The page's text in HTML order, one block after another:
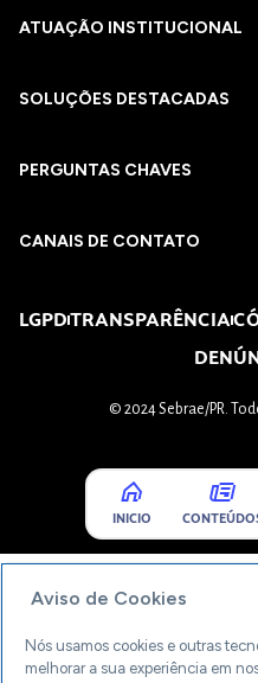
ATUAÇÃO INSTITUCIONAL
SOLUÇÕES DESTACADAS
PERGUNTAS CHAVES​
CANAIS DE CONTATO
LGPDTRANSPARÊNCIA
© 2024 Sebrae/PR.
INICIO
Aviso de Cookies
Nós usamos cookies e outras
melhorar a sua experiência em